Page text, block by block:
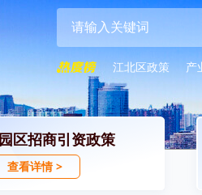
江北区政策 产
区招商引资政策
查看详情 >